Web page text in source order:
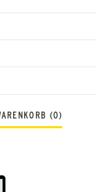
(0)